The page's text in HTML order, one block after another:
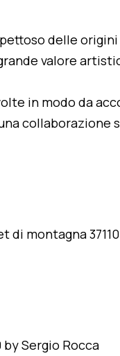
delle
valore
in modo da
collaborazione